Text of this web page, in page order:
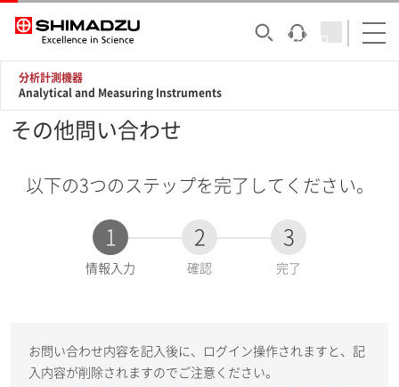
分析計測機器
Analytical and Measuring Instruments
その他問い合わせ
以下の3つのステップを完了してください。
1
現
情報入力
2
確認
3
完了
お問い合わせ内容を記入後に、ログイン操作されますと、記
入内容が削除されますのでご注意ください。